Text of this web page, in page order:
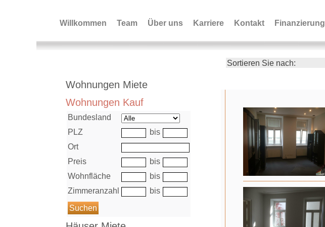
Willkommen Team Über uns Karriere Kontakt Finanzierung
Sortieren Sie nach:
Immobiliensuche+Bild
Wohnungen Miete
Wohnungen Kauf
Bundesland
PLZ
bis
Ort
Preis
bis
Wohnfläche
bis
Zimmeranzahl
bis